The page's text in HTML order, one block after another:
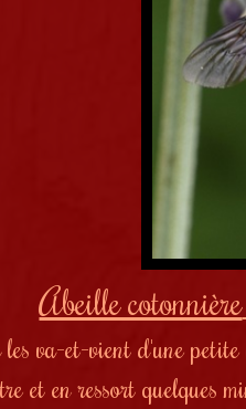
Abeille cotonnière
les va-et-vient d'une
et en ressort quelques